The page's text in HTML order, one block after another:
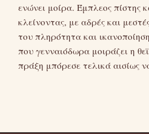
ενώνει μοίρα. Έμπλεος πίστης
κλείνοντας, με αδρές και
του πληρότητα και
που γενναιόδωρα μοιράζει η
πράξη μπόρεσε τελικά αισίως